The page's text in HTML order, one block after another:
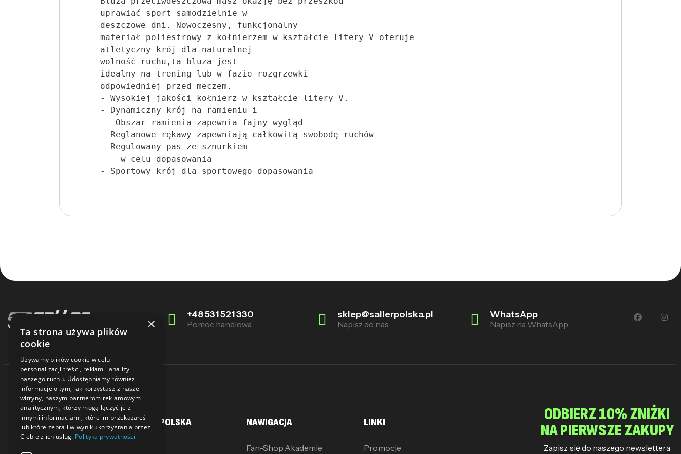
uprawiać sport samodzielnie w
deszczowe dni. Nowoczesny, funkcjonalny
materiał poliestrowy z kołnierzem w kształcie litery V oferuje
atletyczny krój dla naturalnej
wolność ruchu,ta bluza jest
idealny na trening lub w fazie rozgrzewki
odpowiedniej przed meczem.
- Wysokiej jakości kołnierz w kształcie litery V.
- Dynamiczny krój na ramieniu i
Obszar ramienia zapewnia fajny wygląd
- Reglanowe rękawy zapewniają całkowitą swobodę ruchów
- Regulowany pas ze sznurkiem
w celu dopasowania
- Sportowy krój dla sportowego dopasowania
+48 531 521 330
Pomoc handlowa
sklep@sallerpolska.pl
Napisz do nas
WhatsApp
Napisz na WhatsApp
MOJE KONTO SALLER POLSKA NAWIGACJA
Fan-Shop Akademie
LINKI
Promocje
ODBIERZ 10% ZNIŻKI
NA PIERWSZE ZAKUPY
Zapisz się do naszego newslettera
×
Ta strona używa plików
cookie
Używamy plików cookie w celu
personalizacji treści, reklam i analizy
naszego ruchu. Udostępniamy również
informacje o tym, jak korzystasz z naszej
witryny, naszym partnerom reklamowym i
analitycznym, którzy mogą łączyć je z
innymi informacjami, które im przekazałeś
lub które zebrali w wyniku korzystania przez
Ciebie z ich usług. Polityka prywatności